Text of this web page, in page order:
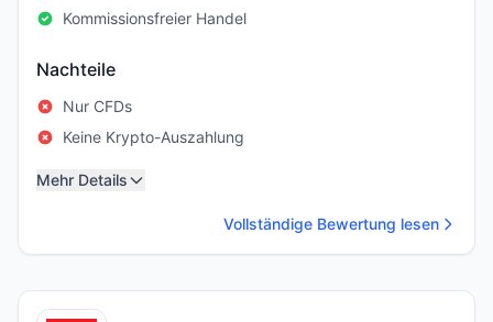
Kommissionsfreier Handel
Nachteile
Nur CFDs
Keine Krypto-Auszahlung
Mehr Details
Vollständige Bewertung lesen